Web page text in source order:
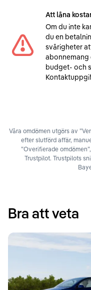
Att låna
Om du inte
du en
svårigheter
abonnemang
budget- och
Våra omdömen utgörs av
efter slutförd affär,
”Overifierade
Trustpilot. Trustpilots
Bra att veta